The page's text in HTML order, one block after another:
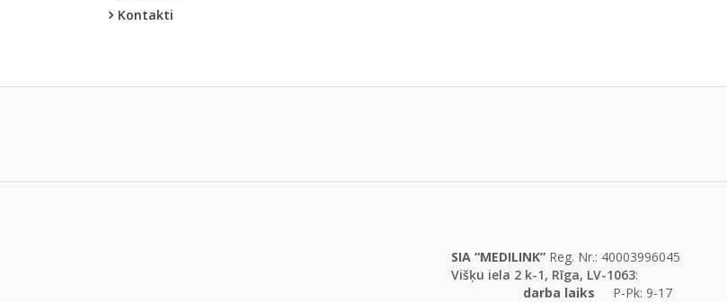
Kontakti
SIA “MEDILINK” Reg. Nr.: 40003996045
Višķu iela 2 k-1, Rīga, LV-1063:
darba laiks
P-Pk: 9-17